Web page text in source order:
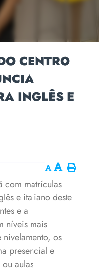
CENTRO
INGLÊS E
com matrículas
e italiano deste
e a
níveis mais
nivelamento, os
presencial e
aulas